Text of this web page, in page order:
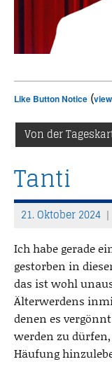
Like Button Notice (view
Von der
Tanti
21. Oktober 2024
T
h
o
m
a
s
Ich habe gerade
gestorben in
das ist wohl
Älterwerdens
denen es
werden zu
Häufung